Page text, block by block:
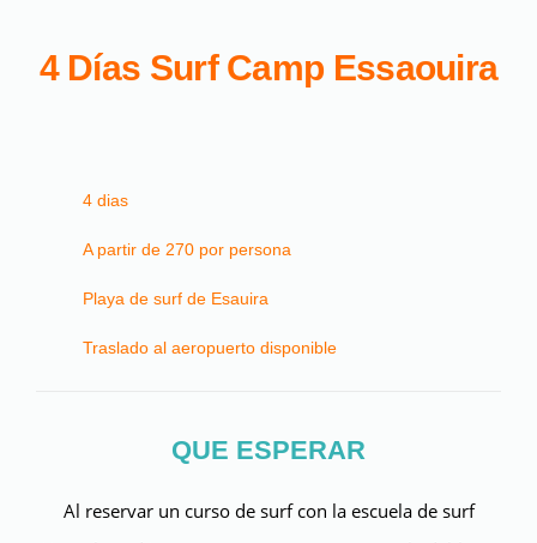
4 Días Surf Camp Essaouira
4 dias
A partir de 270 por persona
Playa de surf de Esauira
Traslado al aeropuerto disponible
QUE ESPERAR
Al reservar un curso de surf con la escuela de surf